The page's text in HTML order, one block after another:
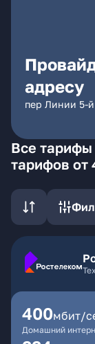
адресу
пер Линии 5-
Все
тарифов от
400мбит/
Домашний